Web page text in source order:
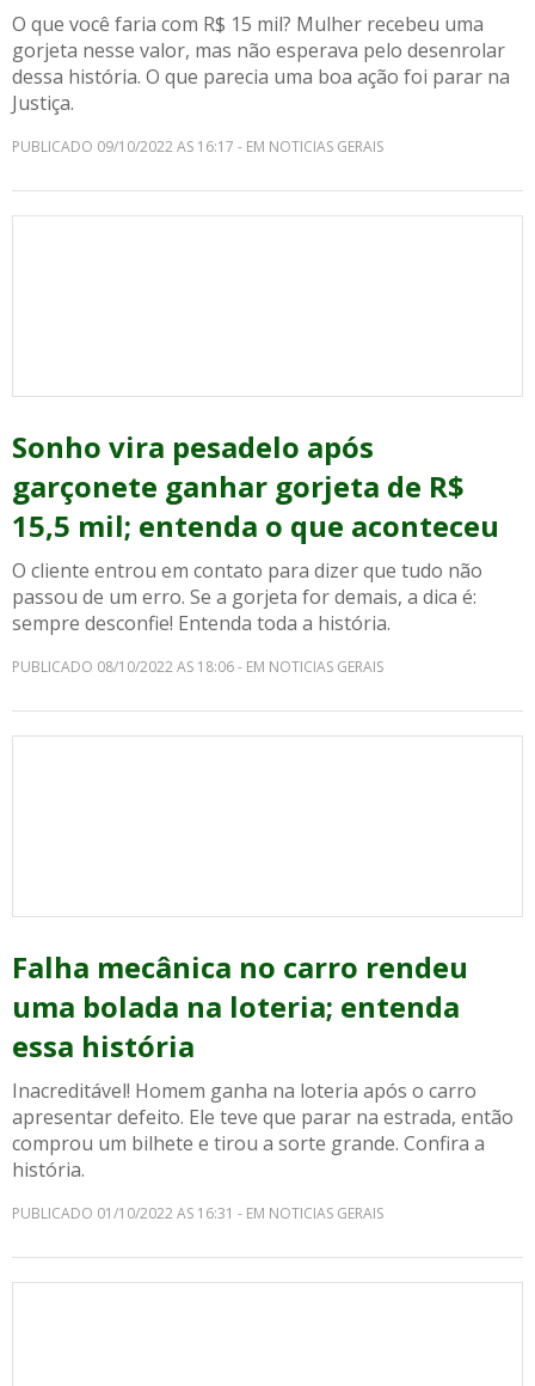
O que você faria com R$ 15 mil? Mulher recebeu uma
gorjeta nesse valor, mas não esperava pelo desenrolar
dessa história. O que parecia uma boa ação foi parar na
Justiça.
PUBLICADO 09/10/2022 AS 16:17 - EM NOTICIAS GERAIS
Sonho vira pesadelo após
garçonete ganhar gorjeta de R$
15,5 mil; entenda o que aconteceu
O cliente entrou em contato para dizer que tudo não
passou de um erro. Se a gorjeta for demais, a dica é:
sempre desconfie! Entenda toda a história.
PUBLICADO 08/10/2022 AS 18:06 - EM NOTICIAS GERAIS
Falha mecânica no carro rendeu
uma bolada na loteria; entenda
essa história
Inacreditável! Homem ganha na loteria após o carro
apresentar defeito. Ele teve que parar na estrada, então
comprou um bilhete e tirou a sorte grande. Confira a
história.
PUBLICADO 01/10/2022 AS 16:31 - EM NOTICIAS GERAIS